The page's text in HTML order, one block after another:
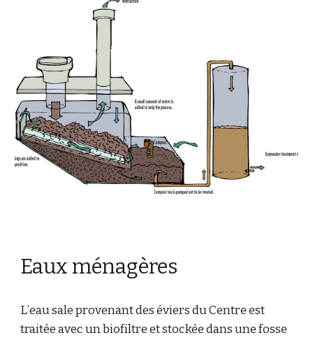
Eaux ménagères
L’eau sale provenant des éviers du Centre est
traitée avec un biofiltre et stockée dans une fosse